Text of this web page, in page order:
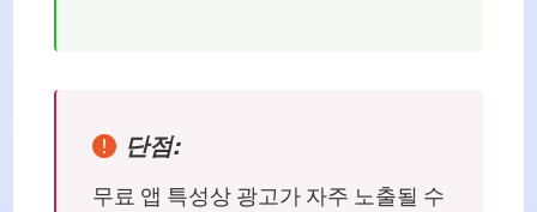
단점:
무료 앱 특성상 광고가 자주 노출될 수